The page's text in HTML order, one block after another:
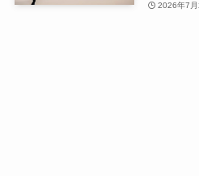
2026年7月